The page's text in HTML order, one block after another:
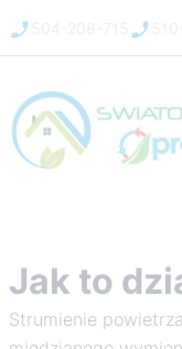
Jak to
Strumienie